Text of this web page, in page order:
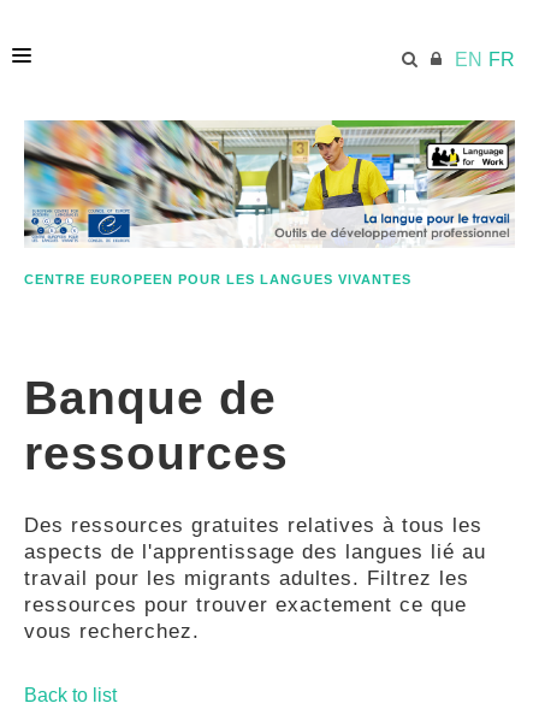
EN FR
ACCUEIL
ECML.AT
COMPÉTENCES
GUIDES
CENTRE EUROPEEN POUR LES LANGUES VIVANTES
Banque de
ressources
Des ressources gratuites relatives à tous les
aspects de l'apprentissage des langues lié au
travail pour les migrants adultes. Filtrez les
ressources pour trouver exactement ce que
vous recherchez.
Back to list